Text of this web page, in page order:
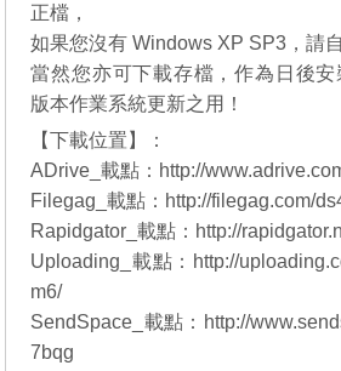
正檔，
如果您沒有Windows XP SP3 ，請
當然您亦可下載存檔，作為日後安
版本作業系統更新之用！
【下載位置】：
ADrive_載點： http://
Filegag_載點： http://filegag.com/
Rapidgator_載點： http://
Uploading_載點： http://
m6/
SendSpace_載點： http://
7bqg